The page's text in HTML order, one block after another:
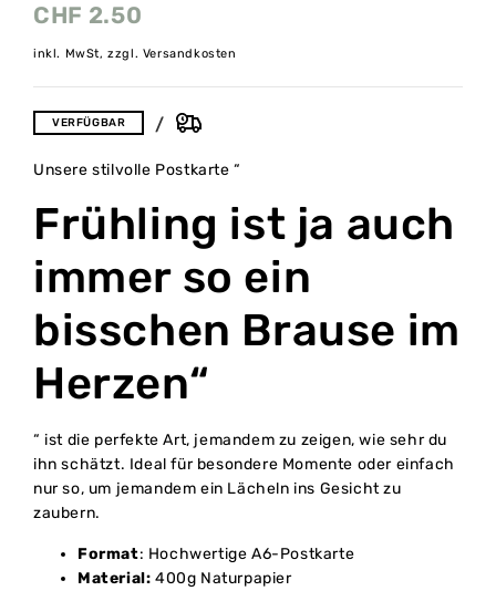
CHF 2.50
inkl. MwSt, zzgl. Versandkosten
VERFÜGBAR
Unsere stilvolle Postkarte “
Frühling ist ja auch
immer so ein
bisschen Brause im
Herzen“
“ ist die perfekte Art, jemandem zu zeigen, wie sehr du
ihn schätzt. Ideal für besondere Momente oder einfach
nur so, um jemandem ein Lächeln ins Gesicht zu
zaubern.
Format: Hochwertige A6-Postkarte
Material: 400g Naturpapier